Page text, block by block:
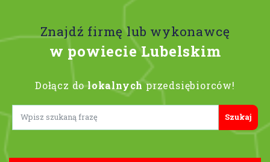
Znajdź firmę lub wykonawcę
w powiecie Lubelskim
Dołącz dolokalnych przedsiębiorców!
Lorem ipsum